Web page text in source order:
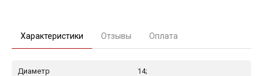
Характеристики Отзывы Оплата
Диаметр 14;